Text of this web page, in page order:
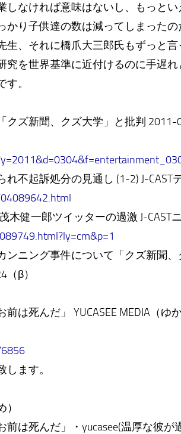
しなければ意味はないし、もっと
かり子供達の数は減ってしまった
、それに橋爪大三郎氏もずっと言
を世界基準に近付けるのに手遅れ
。
クズ新聞、クズ大学」と批判 2011-
れ不起訴処分の見通し (1-2) J-CAST
健一郎ツイッターの過激 J-CAST
ンニング事件について「クズ新聞
β）
は死んだ」 YUCASEE MEDIA（ゆ
ます。
は死んだ」・yucasee(温厚な彼が